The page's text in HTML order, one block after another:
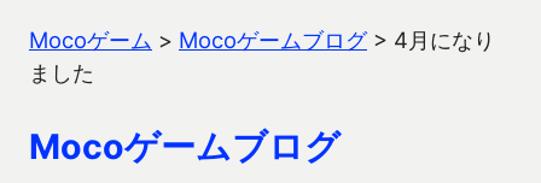
Mocoゲーム > Mocoゲームブログ> 4月になり
ました
Mocoゲームブログ